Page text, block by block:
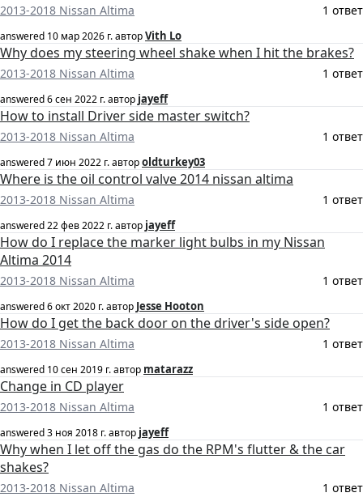
2013-2018 Nissan Altima 1 ответ
answered 10 мар 2026 г.авторVith Lo
Why does my steering wheel shake when I hit the brakes?
2013-2018 Nissan Altima 1 ответ
answered6 сен 2022 г.автор jayeff
How to install Driver side master switch?
2013-2018 Nissan Altima 1 ответ
answered7 июн 2022 г.авторoldturkey03
Where is the oil control valve 2014 nissan altima
2013-2018 Nissan Altima 1 ответ
answered22 фев 2022 г.автор jayeff
How do I replace the marker light bulbs in my Nissan
Altima 2014
2013-2018 Nissan Altima 1 ответ
answered6 окт 2020 г.автор Jesse Hooton
How do I get the back door on the driver's side open?
2013-2018 Nissan Altima 1 ответ
answered 10 сен 2019 г.автор matarazz
Change in CD player
2013-2018 Nissan Altima 1 ответ
answered3 ноя 2018 г.автор jayeff
Why when I let off the gas do the RPM's flutter & the car
shakes?
2013-2018 Nissan Altima 1 ответ